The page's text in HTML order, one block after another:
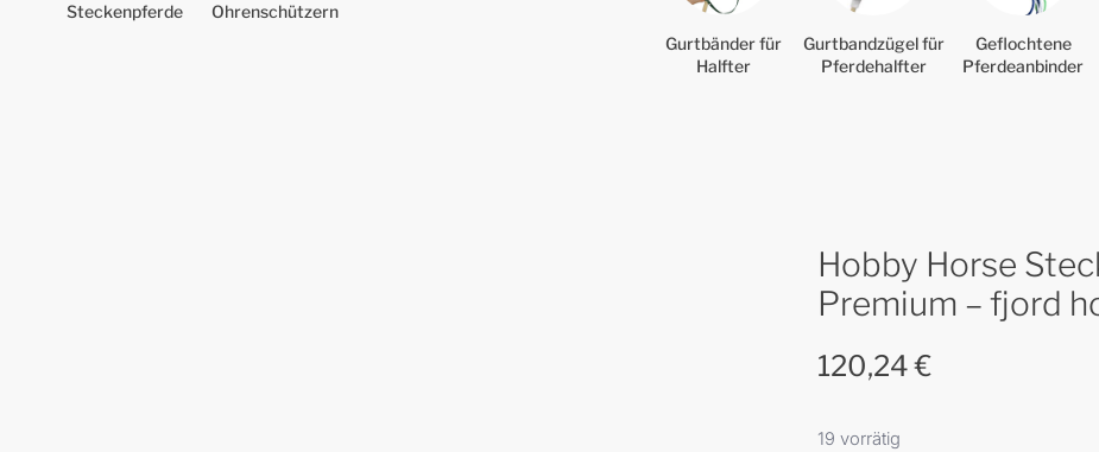
Steckenpferde
Ohrenschützern
Gurtbänder für
Halfter
Gurtbandzügel für
Pferdehalfter
Geflochtene
Pferdeanbinder
Hobby Horse
Premium – fjord
120,24€
19 vorrätig